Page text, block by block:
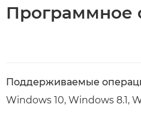
Программное
Поддерживаемые
Windows 10, Windows 8.1,